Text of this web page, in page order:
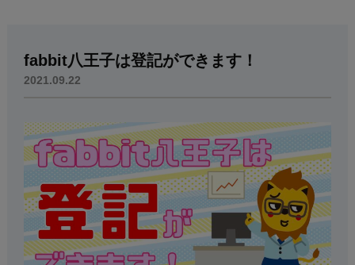
fabbit八王子は登記ができます！
2021.09.22